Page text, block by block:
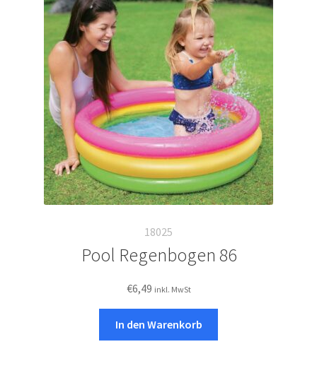
Die
Optionen
können
auf
der
Produktseite
gewählt
werden
18025
Pool Regenbogen 86
€6,49 inkl. MwSt
In den Warenkorb